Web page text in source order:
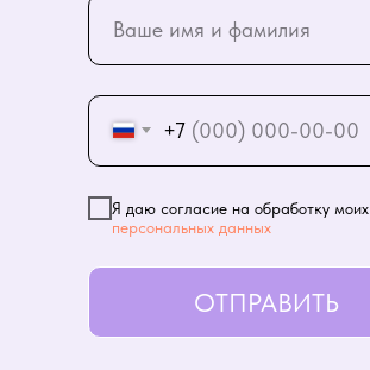
+7
Я даю согласие на обработку моих
персональных данных
ОТПРАВИТЬ